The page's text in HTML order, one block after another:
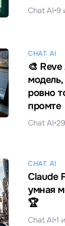
Chat AI•9
CHAT AI
🎨
модель,
ровно
промте
Chat AI•
CHAT AI
Claude
умная
🏆
Chat AI•1